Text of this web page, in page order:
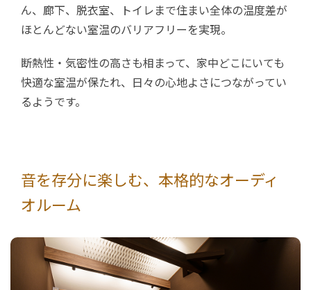
ん、廊下、脱衣室、トイレまで住まい全体の温度差が
ほとんどない室温のバリアフリーを実現。
断熱性・気密性の高さも相まって、家中どこにいても
快適な室温が保たれ、日々の心地よさにつながってい
るようです。
音を存分に楽しむ、本格的なオーディ
オルーム